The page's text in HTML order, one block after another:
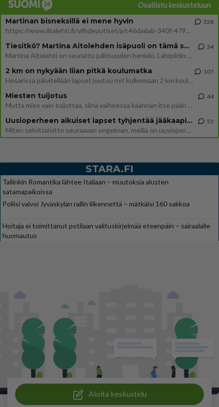
Osallistu keskusteluun
Martinan bisneksillä ei mene hyvin
https://www.iltalehti.fi/viihdeuutiset/a/c46da6ab-340f-4790-aaa7-0865eed2336 Yrityksen konkurssihakemus on tullut kärä
328
Tiesitkö? Martina Aitolehden isäpuoli on tämä suosittu laulaja
Martina Aitolehti on seurattu julkisuuden henkilö. Lähipiiriin mahtuu muitakin tunnettuja henkilöitä. Tiesitkö, että Ma
34
2 km on nykyään liian pitkä koulumatka
Hesarissa päivitellään lapset joutuu nyt kulkemaan 2 km kouluun jösses. Ruostefillarilla tuo matka menee vaikka miten äk
107
Miesten tuijotus
Mutta mies vain tuijottaa, siinä vaiheessa käännän itse pään pois. Mikä juttu? Yleensä jos joku tuijottaa tai katsoo, hä
44
Uusioperheen aikuiset lapset tyhjentää jääkaapin käydessään
Miten selvittäisitte seuraavan ongelman, meillä on uusioperhe, minulla teini-ikäiset lapset ja puolisolla aikuiset, jotk
53
STARA.FI
Tallinkin Romantika lähtee Italiaan – muutoksia alusten
satamapaikoissa
Poliisi valvoi Jyväskylän rallin liikennettä – mätkäisi 160 sakkoa
Hoitaja ei toimittanut potilaan valituskirjelmää eteenpäin – sairaalalle
huomautus
Aloita keskustelu